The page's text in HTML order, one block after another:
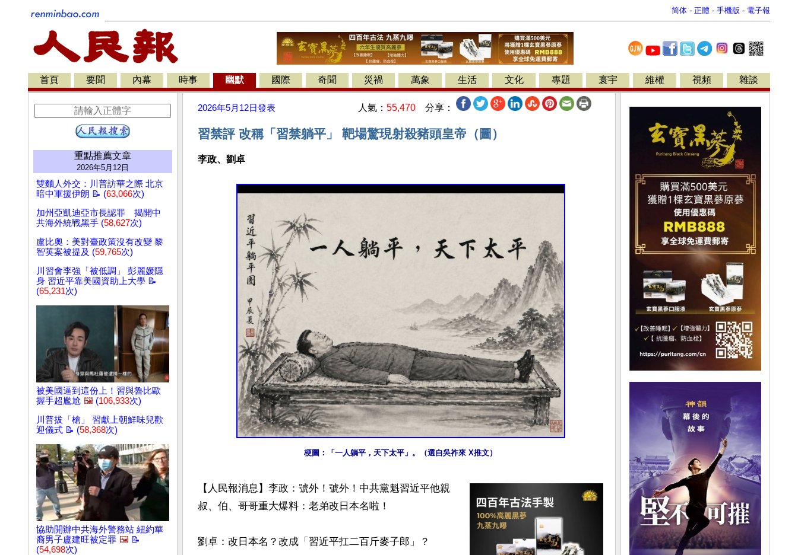
简体 - 正體 - 手機版 - 電子報
首頁 要聞 內幕 時事 幽默 國際 奇聞 災禍 萬象 生活 文化 專題 寰宇 維權 視頻 雜談
重點推薦文章
2026年5月12日
雙麵人外交：川普訪華之際 北京
暗中軍援伊朗 📝 (63,066次)
加州亞凱迪亞市長認罪 揭開中
共海外統戰黑手 (58,627次)
盧比奧：美對臺政策沒有改變 黎
智英案被提及 (59,765次)
川習會李強「被低調」 彭麗媛隱
身 習近平靠美國資助上大學 📝
(65,231次)
被美國逼到這份上！習與魯比歐
握手超尷尬 🖼️ (106,933次)
川普拔「槍」 習獻上朝鮮味兒歡
迎儀式 📝 (58,368次)
協助開辦中共海外警務站 紐約華
裔男子盧建旺被定罪 🖼️ 📝
(54,698次)
2026年5月12日發表 人氣： 55,470 分享：
習禁評 改稱「習禁躺平」 靶場驚現射殺豬頭皇帝（圖）
李政、劉卓
梗圖：「一人躺平，天下太平」。（選自吳祚來 X推文）
【人民報消息】李政：號外！號外！中共黨魁習近平他親
叔、伯、哥哥重大爆料：老弟改日本名啦！
劉卓：改日本名？改成「習近平扛二百斤麥子郎」？